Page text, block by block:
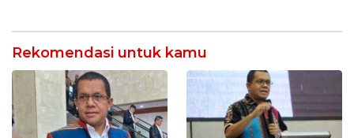
Rekomendasi untuk kamu